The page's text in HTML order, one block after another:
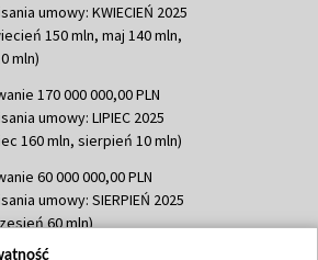
umowy: KWIECIEŃ 2025
150 mln, maj 140 mln,
mln)
170 000 000,00 PLN
umowy: LIPIEC 2025
160 mln, sierpień 10 mln)
60 000 000,00 PLN
umowy: SIERPIEŃ 2025
60 mln)